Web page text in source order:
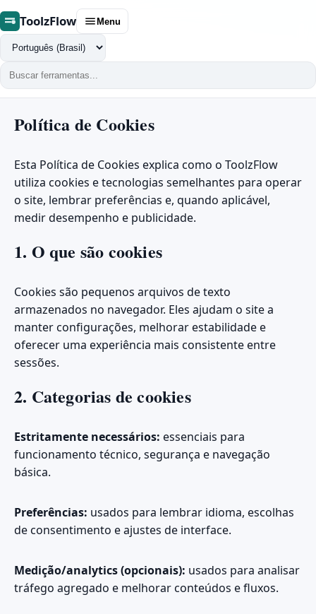
ToolzFlow Menu
Trocar
idioma
Política de Cookies
Esta Política de Cookies explica como o ToolzFlow
utiliza cookies e tecnologias semelhantes para operar
o site, lembrar preferências e, quando aplicável,
medir desempenho e publicidade.
1. O que são cookies
Cookies são pequenos arquivos de texto
armazenados no navegador. Eles ajudam o site a
manter configurações, melhorar estabilidade e
oferecer uma experiência mais consistente entre
sessões.
2. Categorias de cookies
Estritamente necessários: essenciais para
funcionamento técnico, segurança e navegação
básica.
Preferências: usados para lembrar idioma, escolhas
de consentimento e ajustes de interface.
Medição/analytics (opcionais): usados para analisar
tráfego agregado e melhorar conteúdos e fluxos.